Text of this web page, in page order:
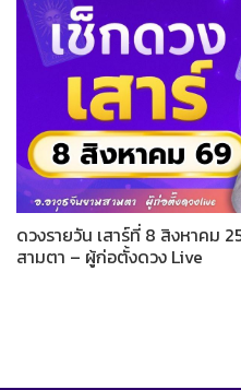
ดวงรายวัน เสาร์ที่ 8 สิงหาคม
สามตา – ผู้ก่อตั้งดวง Live